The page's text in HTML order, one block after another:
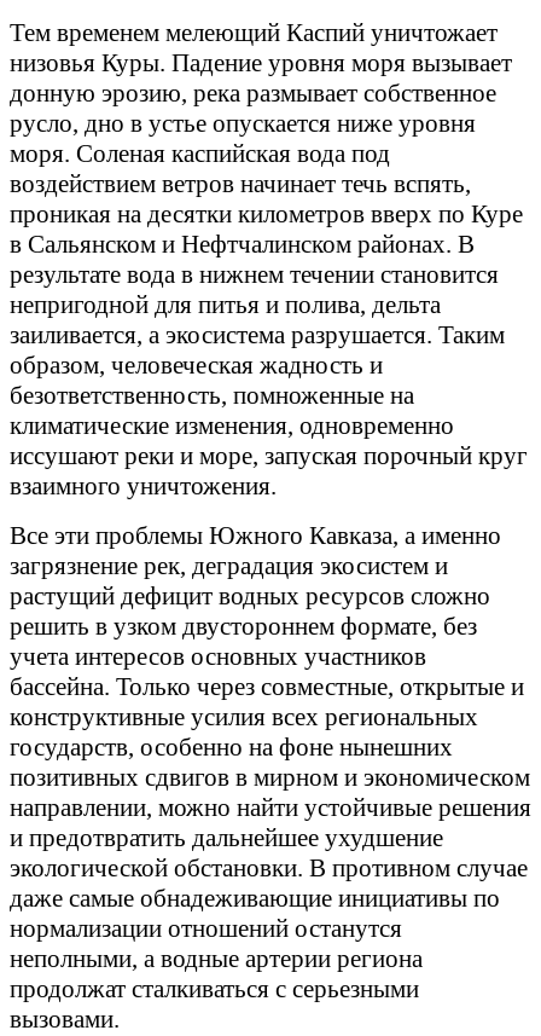
Тем временем мелеющий Каспий уничтожает
низовья Куры. Падение уровня моря вызывает
донную эрозию, река размывает собственное
русло, дно в устье опускается ниже уровня
моря. Соленая каспийская вода под
воздействием ветров начинает течь вспять,
проникая на десятки километров вверх по Куре
в Сальянском и Нефтчалинском районах. В
результате вода в нижнем течении становится
непригодной для питья и полива, дельта
заиливается, а экосистема разрушается. Таким
образом, человеческая жадность и
безответственность, помноженные на
климатические изменения, одновременно
иссушают реки и море, запуская порочный круг
взаимного уничтожения.
Все эти проблемы Южного Кавказа, а именно
загрязнение рек, деградация экосистем и
растущий дефицит водных ресурсов сложно
решить в узком двустороннем формате, без
учета интересов основных участников
бассейна. Только через совместные, открытые и
конструктивные усилия всех региональных
государств, особенно на фоне нынешних
позитивных сдвигов в мирном и экономическом
направлении, можно найти устойчивые решения
и предотвратить дальнейшее ухудшение
экологической обстановки. В противном случае
даже самые обнадеживающие инициативы по
нормализации отношений останутся
неполными, а водные артерии региона
продолжат сталкиваться с серьезными
вызовами.